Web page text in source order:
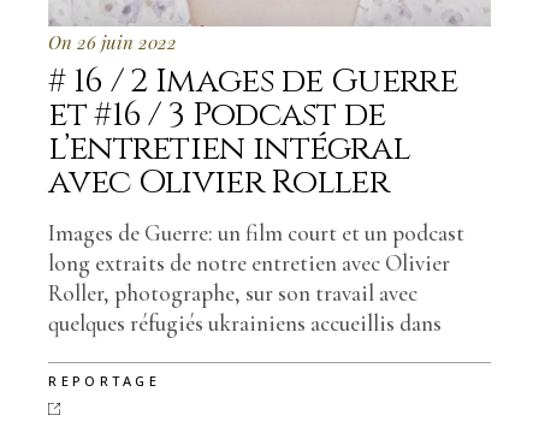
On 26 juin 2022
# 16 / 2 Images de Guerre
et #16 / 3 Podcast de
l’entretien intégral
avec Olivier Roller
Images de Guerre: un film court et un podcast
long extraits de notre entretien avec Olivier
Roller, photographe, sur son travail avec
quelques réfugiés ukrainiens accueillis dans
REPORTAGE